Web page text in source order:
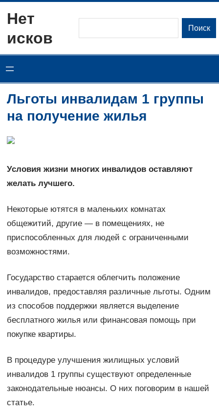
содержимому
Нет
исков
Поиск
Льготы инвалидам 1 группы
на получение жилья
Условия жизни многих инвалидов оставляют
желать лучшего.
Некоторые ютятся в маленьких комнатах
общежитий, другие — в помещениях, не
приспособленных для людей с ограниченными
возможностями.
Государство старается облегчить положение
инвалидов, предоставляя различные льготы. Одним
из способов поддержки является выделение
бесплатного жилья или финансовая помощь при
покупке квартиры.
В процедуре улучшения жилищных условий
инвалидов 1 группы существуют определенные
законодательные нюансы. О них поговорим в нашей
статье.